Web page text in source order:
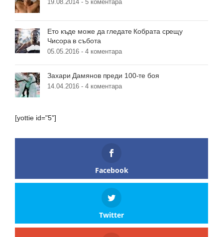
19.08.2014 - 5 коментара
Ето къде може да гледате Кобрата срещу
Чисора в събота
05.05.2016 - 4 коментара
Захари Дамянов преди 100-те боя
14.04.2016 - 4 коментара
[yottie id="5"]
Facebook
Twitter